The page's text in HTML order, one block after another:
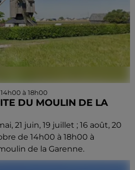
à 18h00
DU MOULIN DE LA
21 juin, 19 juillet ; 16 août, 20
de 14h00 à 18h00 à
de la Garenne.